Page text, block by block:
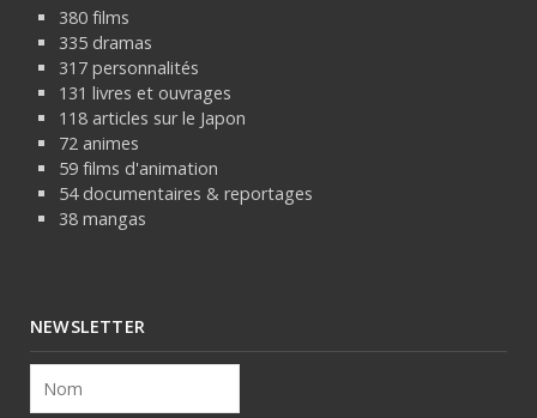
380 films
335 dramas
317 personnalités
131 livres et ouvrages
118 articles sur le Japon
72 animes
59 films d'animation
54 documentaires & reportages
38 mangas
NEWSLETTER